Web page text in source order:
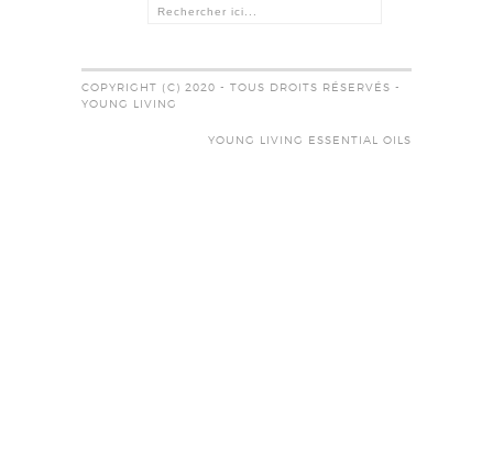
COPYRIGHT (C) 2020 - TOUS DROITS RÉSERVÉS -
YOUNG LIVING
YOUNG LIVING ESSENTIAL OILS